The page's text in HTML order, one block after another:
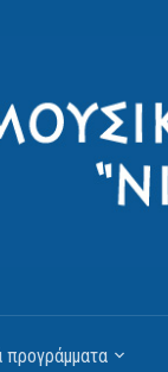
προγράμματα